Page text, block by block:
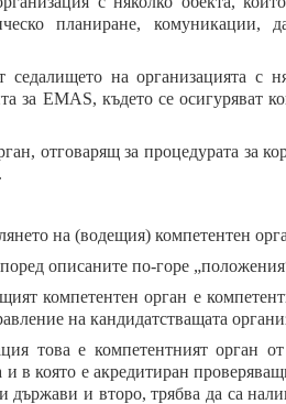
планиране, комуникации,
на организацията с
за EMAS, където се осигуряват
отговарящ за процедурата за
на (водещия) компетентен
описаните по-горе
компетентен орган е
на кандидатстващата
това е компетентният орган от
в която е акредитиран
държави и второ, трябва да са